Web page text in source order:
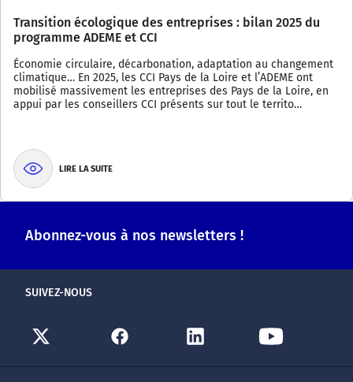
Transition écologique des entreprises : bilan 2025 du
programme ADEME et CCI
Économie circulaire, décarbonation, adaptation au changement
climatique… En 2025, les CCI Pays de la Loire et l’ADEME ont
mobilisé massivement les entreprises des Pays de la Loire, en
appui par les conseillers CCI présents sur tout le territo…
LIRE LA SUITE
Abonnez-vous à nos newsletters !
SUIVEZ-NOUS